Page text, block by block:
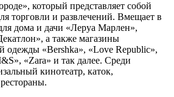
который представляет собой
торговли и развлечений. Вмещает в
дома и дачи «Леруа Марлен»,
а также магазины
одежды «Bershka», «Love Republic»,
«Zara» и так далее. Среди
кинотеатр, каток,